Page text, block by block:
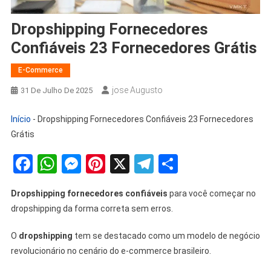
Dropshipping Fornecedores
Confiáveis 23 Fornecedores Grátis
E-Commerce
31 De Julho De 2025 Jose Augusto
Início - Dropshipping Fornecedores Confiáveis 23 Fornecedores
Grátis
Facebook
WhatsApp
Messenger
Pinterest
X Telegram
Share
Dropshipping fornecedores confiáveis para você começar no
dropshipping da forma correta sem erros.
O dropshipping tem se destacado como um modelo de negócio
revolucionário no cenário do e-commerce brasileiro.